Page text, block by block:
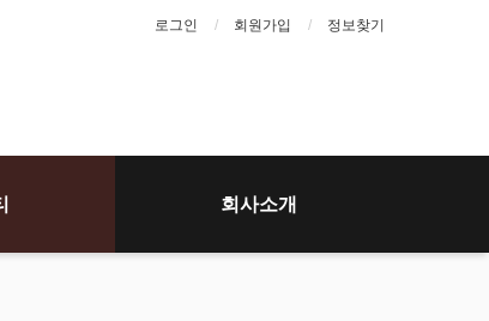
로그인 회원가입 정보찾기
회사소개